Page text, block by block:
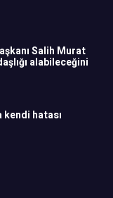
Salih Murat
alabileceğini
hatası